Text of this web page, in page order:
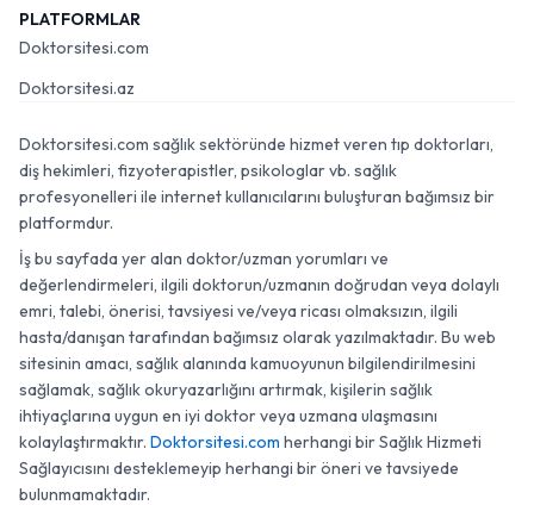
PLATFORMLAR
Doktorsitesi.com
Doktorsitesi.az
Doktorsitesi.com sağlık sektöründe hizmet veren tıp doktorları,
diş hekimleri, fizyoterapistler, psikologlar vb. sağlık
profesyonelleri ile internet kullanıcılarını buluşturan bağımsız bir
platformdur.
İş bu sayfada yer alan doktor/uzman yorumları ve
değerlendirmeleri, ilgili doktorun/uzmanın doğrudan veya dolaylı
emri, talebi, önerisi, tavsiyesi ve/veya ricası olmaksızın, ilgili
hasta/danışan tarafından bağımsız olarak yazılmaktadır. Bu web
sitesinin amacı, sağlık alanında kamuoyunun bilgilendirilmesini
sağlamak, sağlık okuryazarlığını artırmak, kişilerin sağlık
ihtiyaçlarına uygun en iyi doktor veya uzmana ulaşmasını
kolaylaştırmaktır. Doktorsitesi.com herhangi bir Sağlık Hizmeti
Sağlayıcısını desteklemeyip herhangi bir öneri ve tavsiyede
bulunmamaktadır.